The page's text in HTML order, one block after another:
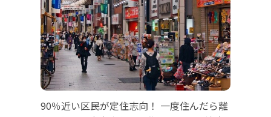
90％近い区民が定住志向！ 一度住んだら離